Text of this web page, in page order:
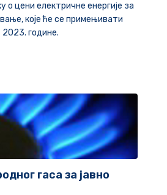
о цени електричне енергије за
које ће се примењивати
2023. године.
гаса за јавно